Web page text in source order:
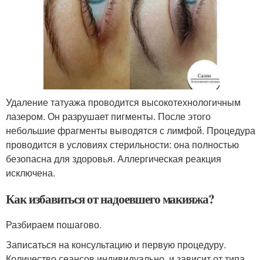
Удаление татуажа проводится высокотехнологичным
лазером. Он разрушает пигменты. После этого
небольшие фрагменты выводятся с лимфой. Процедура
проводится в условиях стерильности: она полностью
безопасна для здоровья. Аллергическая реакция
исключена.
Как избавиться от надоевшего макияжа?
Разбираем пошагово.
Записаться на консультацию и первую процедуру.